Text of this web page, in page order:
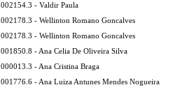
002154.3 - Valdir Paula
002178.3 - Wellinton Romano Goncalves
002178.3 - Wellinton Romano Goncalves
001850.8 - Ana Celia De Oliveira Silva
000013.3 - Ana Cristina Braga
001776.6 - Ana Luiza Antunes Mendes Nogueira